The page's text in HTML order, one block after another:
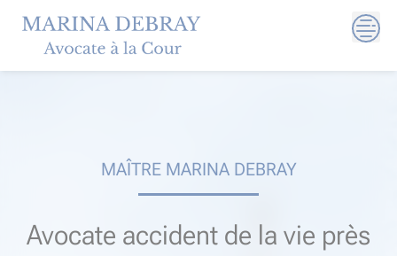
content
MAÎTRE MARINA DEBRAY
Avocate accident de la vie près